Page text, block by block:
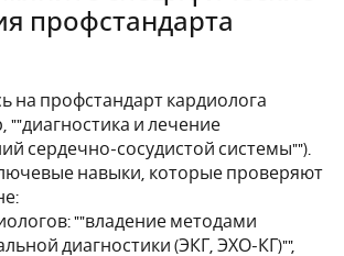
профстандарта
на профстандарт кардиолога
""диагностика и лечение
сердечно-сосудистой системы"").
навыки, которые проверяют
""владение методами
диагностики (ЭКГ, ЭХО-КГ)"",